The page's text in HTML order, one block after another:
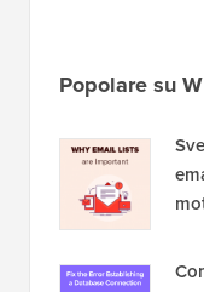
Popolare su